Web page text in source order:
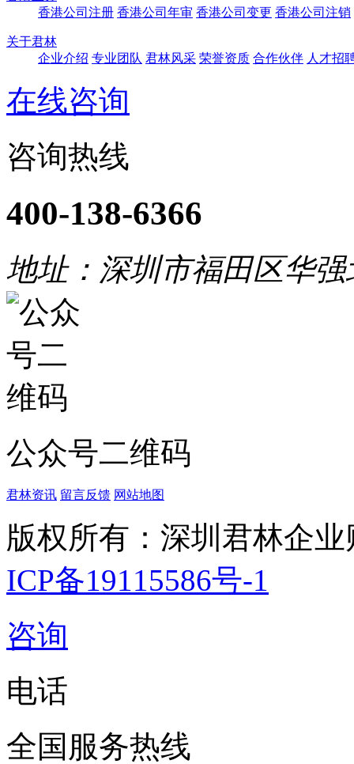
香港公司注册 香港公司年审 香港公司变更 香港公司注销
关于君林
企业介绍 专业团队 君林风采 荣誉资质 合作伙伴 人才招
在线咨询
咨询热线
400-138-6366
地址：深圳市福田区华
公众号二维码
君林资讯 留言反馈 网站地图
版权所有：深圳君林企
ICP备19115586号-1
咨询
电话
全国服务热线